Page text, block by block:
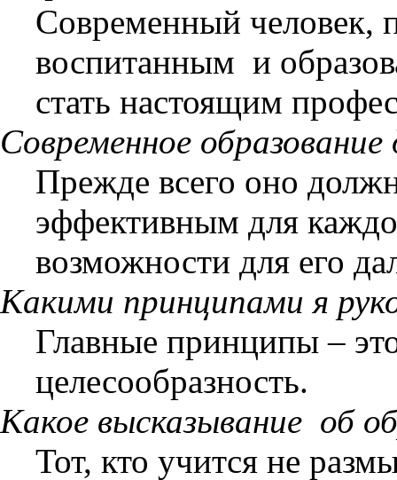
Современный
воспитанным и
стать настоящим
Современное
Прежде всего оно
эффективным для
возможности для его
Какими принципами я
Главные принципы –
целесообразность.
Какое высказывание об
Тот, кто учится не